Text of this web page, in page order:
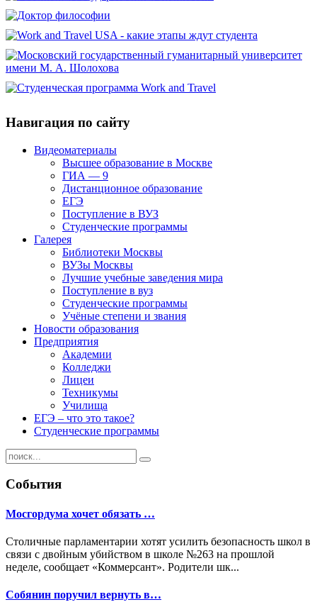
Навигация по сайту
Видеоматериалы
Высшее образование в Москве
ГИА — 9
Дистанционное образование
ЕГЭ
Поступление в ВУЗ
Студенческие программы
Галерея
Библиотеки Москвы
ВУЗы Москвы
Лучшие учебные заведения мира
Поступление в вуз
Студенческие программы
Учёные степени и звания
Новости образования
Предприятия
Академии
Колледжи
Лицеи
Техникумы
Училища
ЕГЭ – что это такое?
Студенческие программы
События
Мосгордума хочет обязать …
Столичные парламентарии хотят усилить безопасность школ в
связи с двойным убийством в школе №263 на прошлой
неделе, сообщает «Коммерсант». Родители шк...
Собянин поручил вернуть в…